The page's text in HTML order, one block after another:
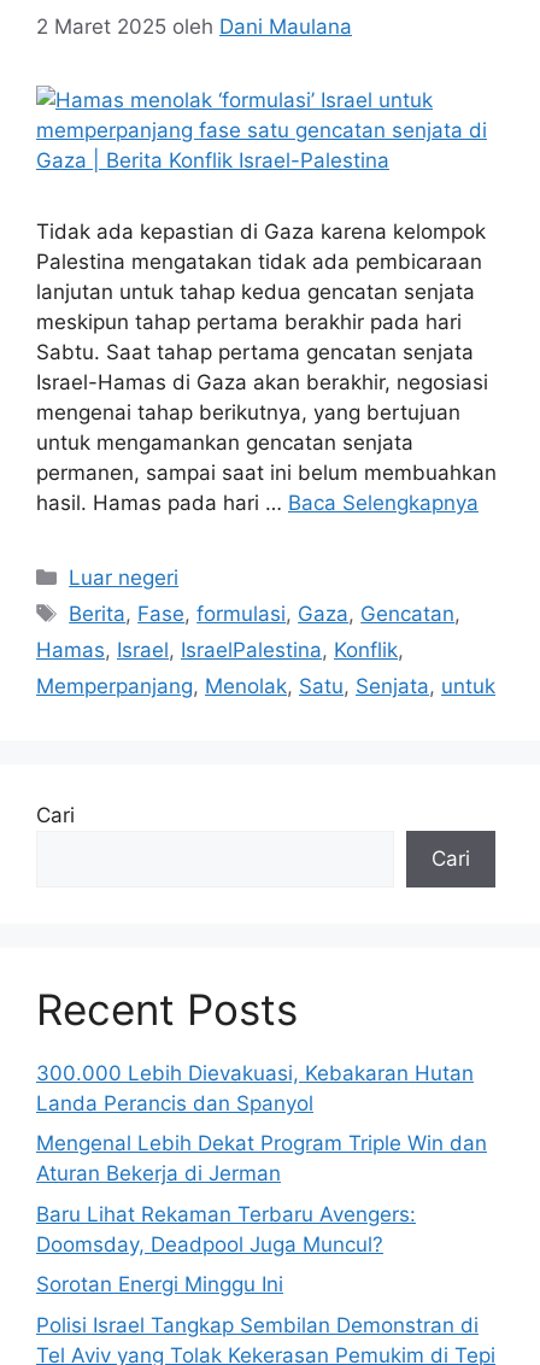
2 Maret 2025 oleh Dani Maulana
Tidak ada kepastian di Gaza karena kelompok
Palestina mengatakan tidak ada pembicaraan
lanjutan untuk tahap kedua gencatan senjata
meskipun tahap pertama berakhir pada hari
Sabtu. Saat tahap pertama gencatan senjata
Israel-Hamas di Gaza akan berakhir, negosiasi
mengenai tahap berikutnya, yang bertujuan
untuk mengamankan gencatan senjata
permanen, sampai saat ini belum membuahkan
hasil. Hamas pada hari … Baca Selengkapnya
Kategori
Luar negeri
Tag
Berita, Fase,formulasi, Gaza, Gencatan,
Hamas, Israel, IsraelPalestina, Konflik,
Memperpanjang, Menolak, Satu, Senjata, untuk
Cari
Cari
Recent Posts
300.000 Lebih Dievakuasi, Kebakaran Hutan
Landa Perancis dan Spanyol
Mengenal Lebih Dekat Program Triple Win dan
Aturan Bekerja di Jerman
Baru Lihat Rekaman Terbaru Avengers:
Doomsday, Deadpool Juga Muncul?
Sorotan Energi Minggu Ini
Polisi Israel Tangkap Sembilan Demonstran di
Tel Aviv yang Tolak Kekerasan Pemukim di Tepi